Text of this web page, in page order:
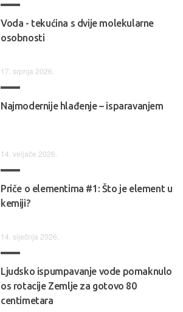
Voda - tekućina s dvije molekularne
osobnosti
17. srpnja 2026.
Najmodernije hlađenje – isparavanjem
14. veljače 2026.
Priče o elementima #1: Što je element u
kemiji?
14. siječnja 2026.
Ljudsko ispumpavanje vode pomaknulo
os rotacije Zemlje za gotovo 80
centimetara